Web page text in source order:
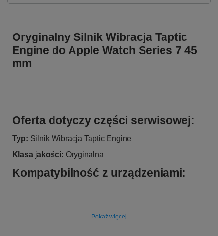
Oryginalny Silnik Wibracja Taptic
Engine do Apple Watch Series 7 45
mm
Oferta dotyczy części serwisowej:
Typ: Silnik Wibracja Taptic Engine
Klasa jakości: Oryginalna
Kompatybilność z urządzeniami:
Pokaż więcej